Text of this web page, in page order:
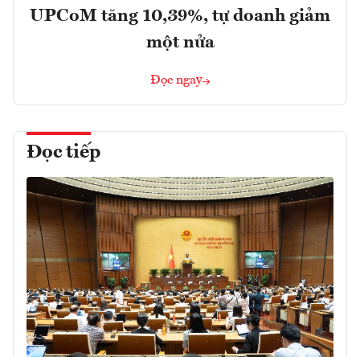
UPCoM tăng 10,39%, tự doanh giảm
một nửa
Đọc ngay
Đọc tiếp